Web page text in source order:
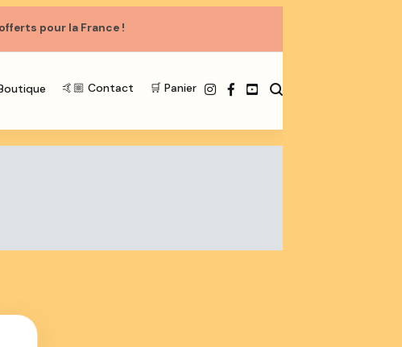
offerts pour la France !
🤙🏼 Contact 🛒 Panier